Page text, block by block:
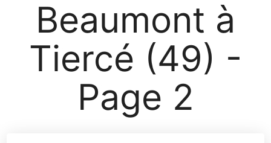
Beaumont à
Tiercé (49) -
Page 2